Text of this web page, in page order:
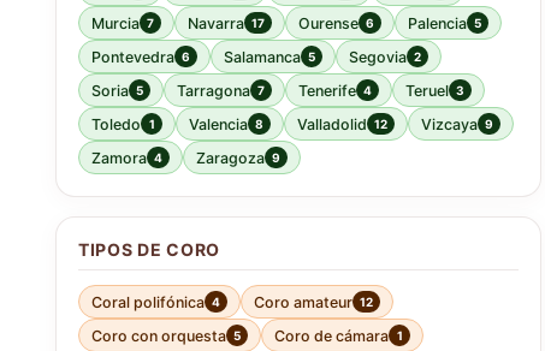
Murcia 7 Navarra 17 Ourense 6 Palencia 5
Pontevedra 6 Salamanca 5 Segovia 2
Soria 5 Tarragona 7 Tenerife 4 Teruel 3
Toledo 1 Valencia 8 Valladolid 12 Vizcaya 9
Zamora 4 Zaragoza 9
TIPOS DE CORO
Coral polifónica 4 Coro amateur 12
Coro con orquesta 5 Coro de cámara 1